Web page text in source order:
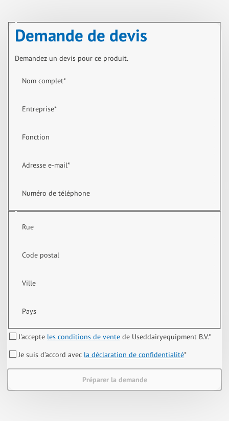
Demande de devis
Demandez un devis pour ce produit.
Nom complet*
Entreprise*
Fonction
Adresse e-mail*
Numéro de téléphone
Rue
Code postal
Ville
Pays
J'accepte les conditions de vente de Useddairyequipment B.V.*
Je suis d’accord avec la déclaration de confidentialité*
Préparer la demande